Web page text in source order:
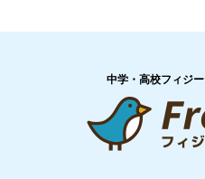
中学・高校フィジ